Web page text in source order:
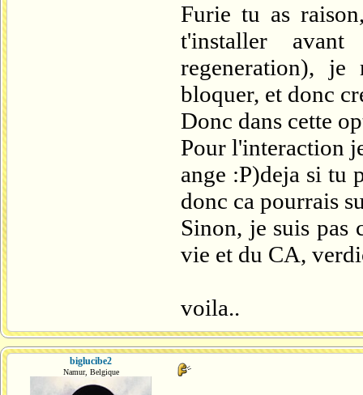
Furie tu as
t'installer
regeneration),
bloquer, et donc
Donc dans cette
Pour l'interaction
ange :P)deja si tu
donc ca pourrais
Sinon, je suis pas
vie et du CA,
voila..
biglucibe2
Namur, Belgique